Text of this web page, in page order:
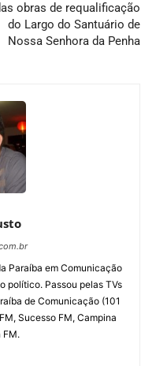
obras de requalificação
do Largo do Santuário de
Nossa Senhora da Penha
Paraíba em Comunicação
político. Passou pelas TVs
de Comunicação (101
Sucesso FM, Campina
FM.